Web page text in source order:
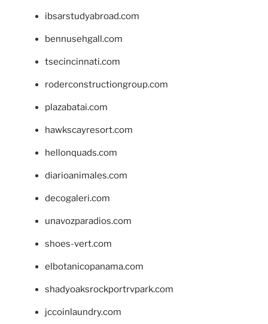
ibsarstudyabroad.com
bennusehgall.com
tsecincinnati.com
roderconstructiongroup.com
plazabatai.com
hawkscayresort.com
hellonquads.com
diarioanimales.com
decogaleri.com
unavozparadios.com
shoes-vert.com
elbotanicopanama.com
shadyoaksrockportrvpark.com
jccoinlaundry.com